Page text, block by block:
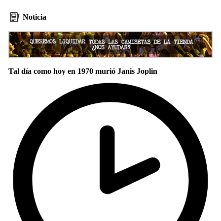
Noticia
Tal día como hoy en 1970 murió Janis Joplin